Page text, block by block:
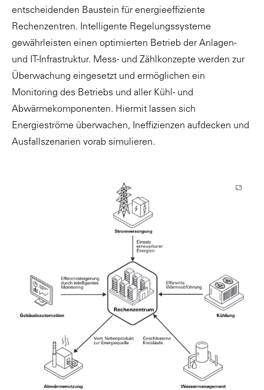
entscheidenden Baustein für energieeffiziente
Rechenzentren. Intelligente Regelungssysteme
gewährleisten einen optimierten Betrieb der Anlagen-
und IT-Infrastruktur. Mess- und Zählkonzepte werden zur
Überwachung eingesetzt und ermöglichen ein
Monitoring des Betriebs und aller Kühl- und
Abwärmekomponenten. Hiermit lassen sich
Energieströme überwachen, Ineffizienzen aufdecken und
Ausfallszenarien vorab simulieren.